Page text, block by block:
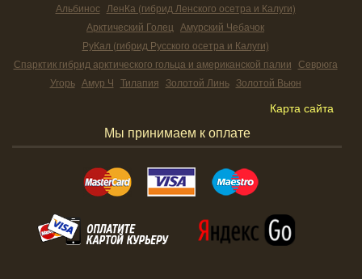
Альбинос ЛенКа (гибрид Ленского осетра и Калуги)
Арктический Голец Амурский Чебачок
РуКал (гибрид Русского осетра и Калуги)
Спарктик гибрид арктического гольца и американской палии Севрюга
Угорь Амур Ч Тилапия Золотой Линь Золотой Вьюн
Карта сайта
Мы принимаем к оплате